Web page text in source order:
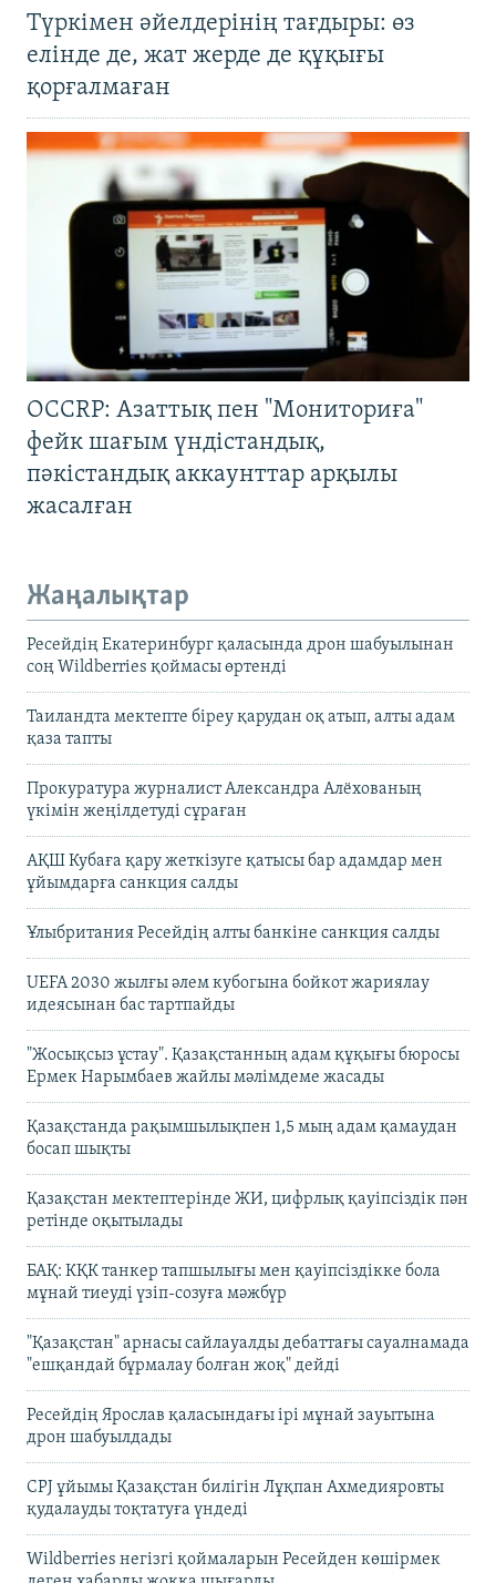
Түркімен әйелдерінің тағдыры: өз
елінде де, жат жерде де құқығы
қорғалмаған
OCCRP: Азаттық пен "Мониториға"
фейк шағым үндістандық,
пәкістандық аккаунттар арқылы
жасалған
Жаңалықтар
Ресейдің Екатеринбург қаласында дрон шабуылынан
соң Wildberries қоймасы өртенді
Таиландта мектепте біреу қарудан оқ атып, алты адам
қаза тапты
Прокуратура журналист Александра Алёхованың
үкімін жеңілдетуді сұраған
АҚШ Кубаға қару жеткізуге қатысы бар адамдар мен
ұйымдарға санкция салды
Ұлыбритания Ресейдің алты банкіне санкция салды
UEFA 2030 жылғы әлем кубогына бойкот жариялау
идеясынан бас тартпайды
"Жосықсыз ұстау". Қазақстанның адам құқығы бюросы
Ермек Нарымбаев жайлы мәлімдеме жасады
Қазақстанда рақымшылықпен 1,5 мың адам қамаудан
босап шықты
Қазақстан мектептерінде ЖИ, цифрлық қауіпсіздік пән
ретінде оқытылады
БАҚ: КҚК танкер тапшылығы мен қауіпсіздікке бола
мұнай тиеуді үзіп-созуға мәжбүр
"Қазақстан" арнасы сайлауалды дебаттағы сауалнамада
"ешқандай бұрмалау болған жоқ" дейді
Ресейдің Ярослав қаласындағы ірі мұнай зауытына
дрон шабуылдады
CPJ ұйымы Қазақстан билігін Лұқпан Ахмедияровты
қудалауды тоқтатуға үндеді
Wildberries негізгі қоймаларын Ресейден көшірмек